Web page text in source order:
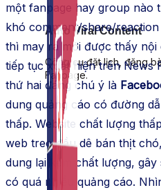
Auto Viral Content
Công cụ đặt lịch, đăng
Fanpage.
một fanpage hay group nào
khó comment/share/
thì may ra mới được thấy
tiếp tục xuất hiện trên News
thứ hai đáng chú ý là
dung quảng cáo có đường
thấp. Website chất lượng
web treo đầu dê bán thịt
dung lại kém chất lượng,
có quá nhiều quảng cáo.